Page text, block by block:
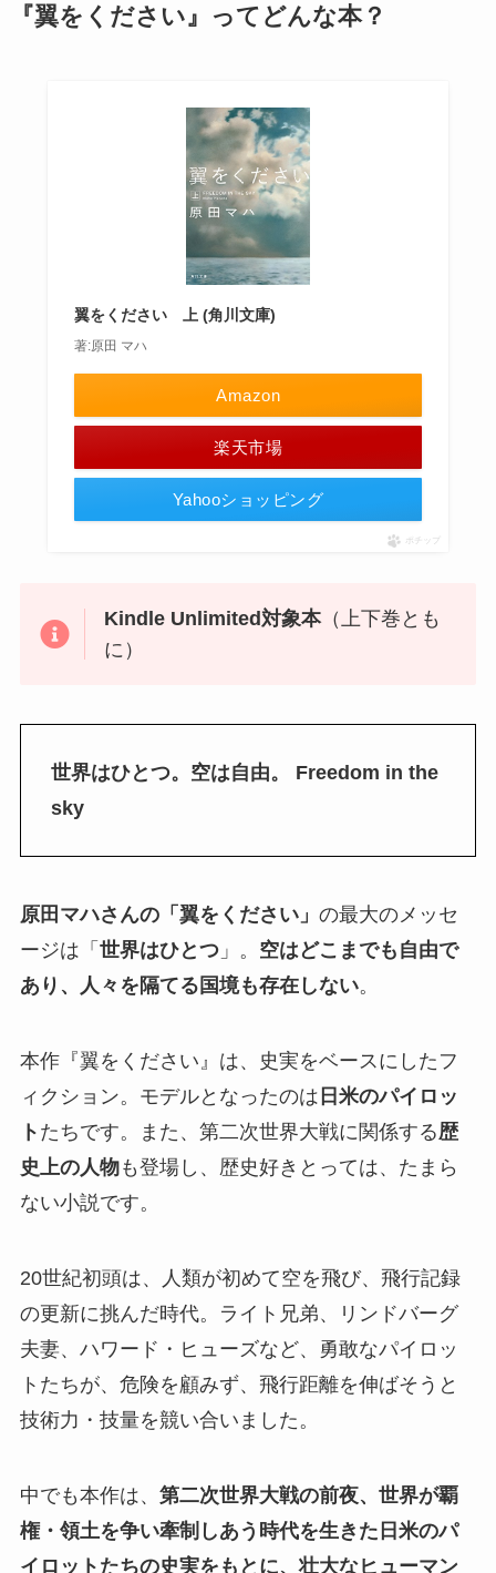
『翼をください』ってどんな本？
翼をください 上 (角川文庫)
著:原田 マハ
Amazon
楽天市場
Yahooショッピング
ポチップ
Kindle Unlimited対象本（上下巻とも
に）
世界はひとつ。空は自由。 Freedom in the
sky
原田マハさんの「翼をください」 の最大のメッセ
ージは「 世界はひとつ」。 空はどこまでも自由で
あり、人々を隔てる国境も存在しない。
本作『翼をください』は、史実をベースにしたフ
ィクション。モデルとなったのは 日米のパイロッ
ト たちです。また、第二次世界大戦に関係する歴
史上の人物も登場し、歴史好きとっては、たまら
ない小説です。
20世紀初頭は、人類が初めて空を飛び、飛行記録
の更新に挑んだ時代。ライト兄弟、リンドバーグ
夫妻、ハワード・ヒューズなど、勇敢なパイロッ
トたちが、危険を顧みず、飛行距離を伸ばそうと
技術力・技量を競い合いました。
中でも本作は、 第二次世界大戦の前夜、世界が覇
権・領土を争い牽制しあう時代を生きた日米のパ
イロットたちの史実をもとに、壮大なヒューマン